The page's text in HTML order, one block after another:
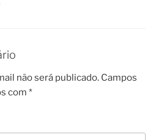
não será publicado. Campos
com *